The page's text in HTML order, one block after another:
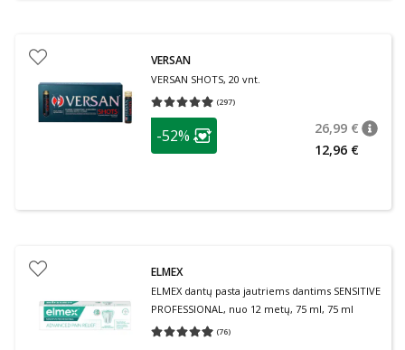
VERSAN
VERSAN SHOTS, 20 vnt.
(297)
Vidutinis įvertinimas 4.93
patarimas
Lojalumo klubo narių nuolaida
-52% 26,99 €
12,96 €
ELMEX
ELMEX dantų pasta jautriems dantims SENSITIVE
PROFESSIONAL, nuo 12 metų, 75 ml, 75 ml
(76)
Vidutinis įvertinimas 4.95